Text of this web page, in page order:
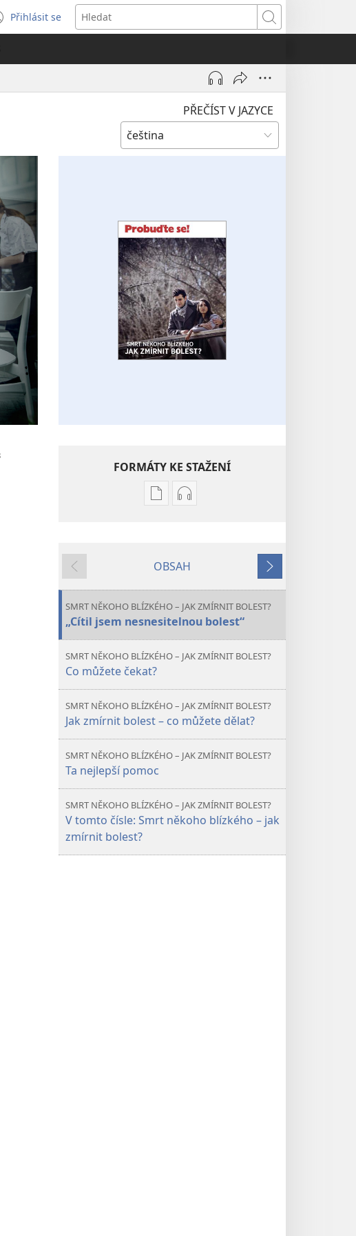
Přihlásit se
(otevřeno
nové
Hledat
PŘEČÍST V JAZYCE
FORMÁTY KE STAŽENÍ
Formáty
PROBUĎTE
Smrt
někoho
jak
zmírnit
Formáty
PROBUĎTE
Smrt
někoho
jak
Předchozí
OBSAH
Další
SMRT NĚKOHO BLÍZKÉHO – JAK ZMÍRNIT BOLEST?
„Cítil jsem nesnesitelnou bolest“
SMRT NĚKOHO BLÍZKÉHO – JAK ZMÍRNIT BOLEST?
Co můžete čekat?
SMRT NĚKOHO BLÍZKÉHO – JAK ZMÍRNIT BOLEST?
Jak zmírnit bolest – co můžete dělat?
SMRT NĚKOHO BLÍZKÉHO – JAK ZMÍRNIT BOLEST?
Ta nejlepší pomoc
SMRT NĚKOHO BLÍZKÉHO – JAK ZMÍRNIT BOLEST?
V tomto čísle: Smrt někoho blízkého – jak
zmírnit bolest?